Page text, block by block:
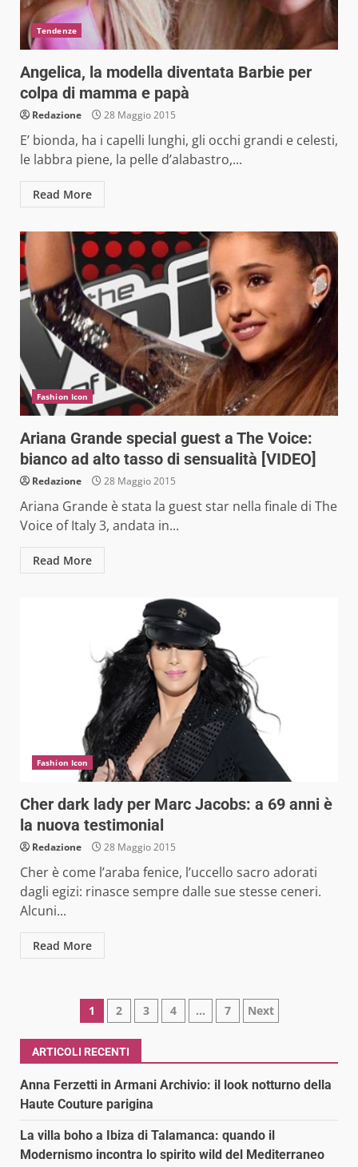
Tendenze
Angelica, la modella diventata Barbie per
colpa di mamma e papà
Redazione 28 Maggio 2015
E’ bionda, ha i capelli lunghi, gli occhi grandi e celesti,
le labbra piene, la pelle d’alabastro,...
Read More
Fashion Icon
Ariana Grande special guest a The Voice:
bianco ad alto tasso di sensualità [VIDEO]
Redazione 28 Maggio 2015
Ariana Grande è stata la guest star nella finale di The
Voice of Italy 3, andata in...
Read More
Fashion Icon
Cher dark lady per Marc Jacobs: a 69 anni è
la nuova testimonial
Redazione 28 Maggio 2015
Cher è come l’araba fenice, l’uccello sacro adorati
dagli egizi: rinasce sempre dalle sue stesse ceneri.
Alcuni...
Read More
Paginazione
degli
articoli
1 2 3 4 … 7 Next
ARTICOLI RECENTI
Anna Ferzetti in Armani Archivio: il look notturno della
Haute Couture parigina
La villa boho a Ibiza di Talamanca: quando il
Modernismo incontra lo spirito wild del Mediterraneo